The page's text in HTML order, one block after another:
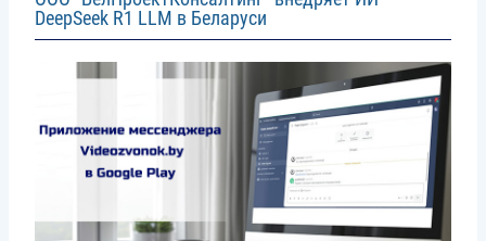
DeepSeek R1 LLM в Беларуси